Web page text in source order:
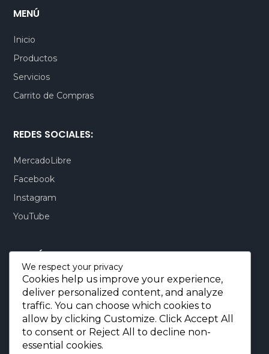
MENÚ
Inicio
Productos
Servicios
Carrito de Compras
REDES SOCIALES:
MercadoLibre
Facebook
Instagram
YouTube
CONTÁCTENOS:
Quito-Ecuador:+593 99 803 7777
Llamadas: +593 99 803 7777
Miami-USA: +1 (872) 295 6069
E-mail.:info@borjaimportaciones.com
We respect your privacy
Cookies help us improve your experience,
deliver personalized content, and analyze
traffic. You can choose which cookies to
allow by clicking Customize. Click Accept All
to consent or Reject All
to decline non-
essential cookies.